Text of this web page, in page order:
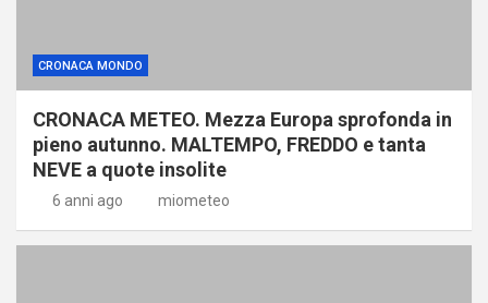
CRONACA MONDO
CRONACA METEO. Mezza Europa sprofonda in
pieno autunno. MALTEMPO, FREDDO e tanta
NEVE a quote insolite
6 anni ago miometeo